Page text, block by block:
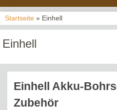
Startseite » Einhell
Einhell
Einhell Akku-
Zubehör